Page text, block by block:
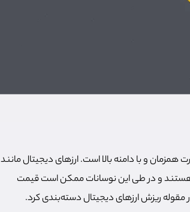
همزمان و با دامنه بالا است. ارزهای دیجیتال مانند
هستند و در طی این نوسانات ممکن است قیمت
ریزش ارزهای دیجیتال دسته‌بندی کرد.